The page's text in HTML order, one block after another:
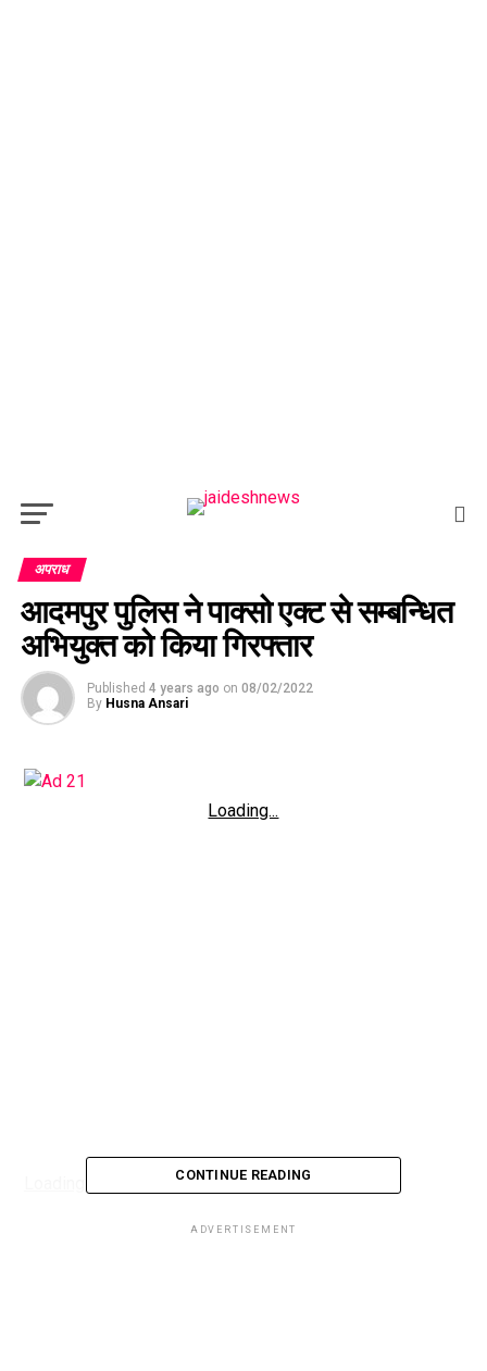
अपराध
आदमपुर पुलिस ने पाक्सो एक्ट से सम्बन्धित
अभियुक्त को किया गिरफ्तार
Published 4 years ago on 08/02/2022
By Husna Ansari
Loading...
CONTINUE READING
ADVERTISEMENT